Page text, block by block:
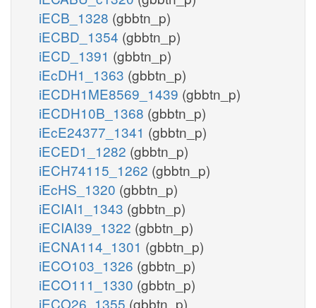
iECB_1328 (gbbtn_p)
iECBD_1354 (gbbtn_p)
iECD_1391 (gbbtn_p)
iEcDH1_1363 (gbbtn_p)
iECDH1ME8569_1439 (gbbtn_p)
iECDH10B_1368 (gbbtn_p)
iEcE24377_1341 (gbbtn_p)
iECED1_1282 (gbbtn_p)
iECH74115_1262 (gbbtn_p)
iEcHS_1320 (gbbtn_p)
iECIAI1_1343 (gbbtn_p)
iECIAI39_1322 (gbbtn_p)
iECNA114_1301 (gbbtn_p)
iECO103_1326 (gbbtn_p)
iECO111_1330 (gbbtn_p)
iECO26_1355 (gbbtn_p)